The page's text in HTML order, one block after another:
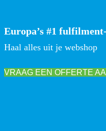
Europa’s #1
Haal alles uit je webshop
VRAAG EEN OFFERTE